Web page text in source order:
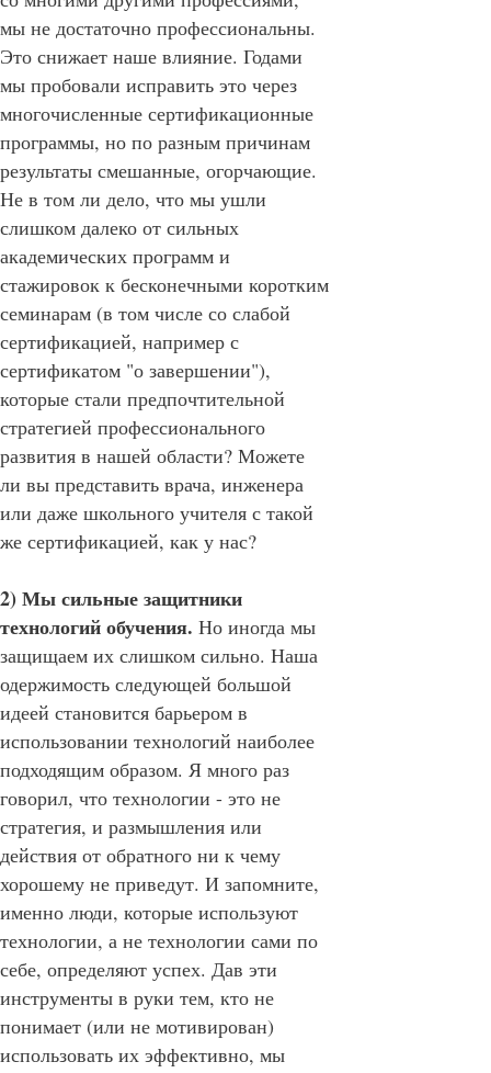
мы не достаточно профессиональны.
Это снижает наше влияние. Годами
мы пробовали исправить это через
многочисленные сертификационные
программы, но по разным причинам
результаты смешанные, огорчающие.
Не в том ли дело, что мы ушли
слишком далеко от сильных
академических программ и
стажировок к бесконечными коротким
семинарам (в том числе со слабой
сертификацией, например с
сертификатом "о завершении"),
которые стали предпочтительной
стратегией профессионального
развития в нашей области? Можете
ли вы представить врача, инженера
или даже школьного учителя с такой
же сертификацией, как у нас?
2) Мы сильные защитники
технологий обучения. Но иногда мы
защищаем их слишком сильно. Наша
одержимость следующей большой
идеей становится барьером в
использовании технологий наиболее
подходящим образом. Я много раз
говорил, что технологии - это не
стратегия, и размышления или
действия от обратного ни к чему
хорошему не приведут. И запомните,
именно люди, которые используют
технологии, а не технологии сами по
себе, определяют успех. Дав эти
инструменты в руки тем, кто не
понимает (или не мотивирован)
использовать их эффективно, мы